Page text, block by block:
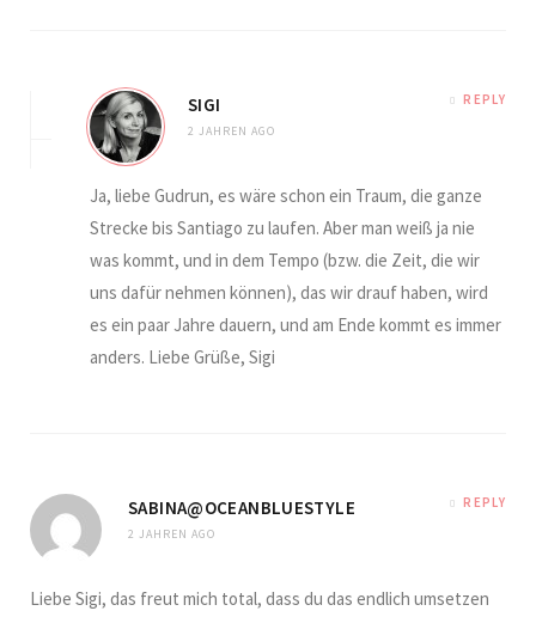
SIGI
2 JAHREN AGO
REPLY
Ja, liebe Gudrun, es wäre schon ein Traum, die ganze
Strecke bis Santiago zu laufen. Aber man weiß ja nie
was kommt, und in dem Tempo (bzw. die Zeit, die wir
uns dafür nehmen können), das wir drauf haben, wird
es ein paar Jahre dauern, und am Ende kommt es immer
anders. Liebe Grüße, Sigi
SABINA@OCEANBLUESTYLE
2 JAHREN AGO
REPLY
Liebe Sigi, das freut mich total, dass du das endlich umsetzen